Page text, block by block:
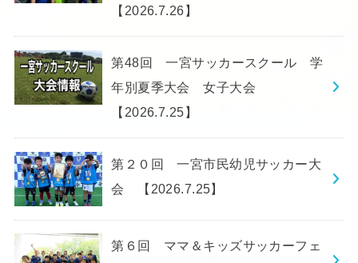
【2026.7.26】
第48回 一宮サッカースクール 学
年別夏季大会 女子大会
【2026.7.25】
第２０回 一宮市民幼児サッカー大
会 【2026.7.25】
第６回 ママ＆キッズサッカーフェ